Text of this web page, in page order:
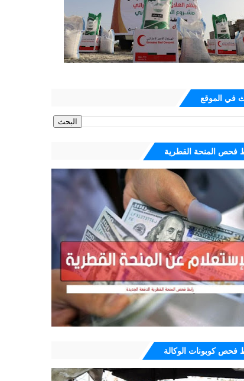
في الموقع
فحص المنحة القطرية
فحص كوبونات الوكالة